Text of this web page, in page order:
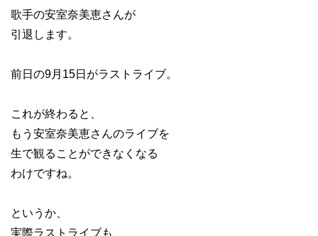
歌手の安室奈美恵さんが
引退します。
前日の9月15日がラストライブ。
これが終わると、
もう安室奈美恵さんのライブを
生で観ることができなくなる
わけですね。
というか、
実際ラストライブも